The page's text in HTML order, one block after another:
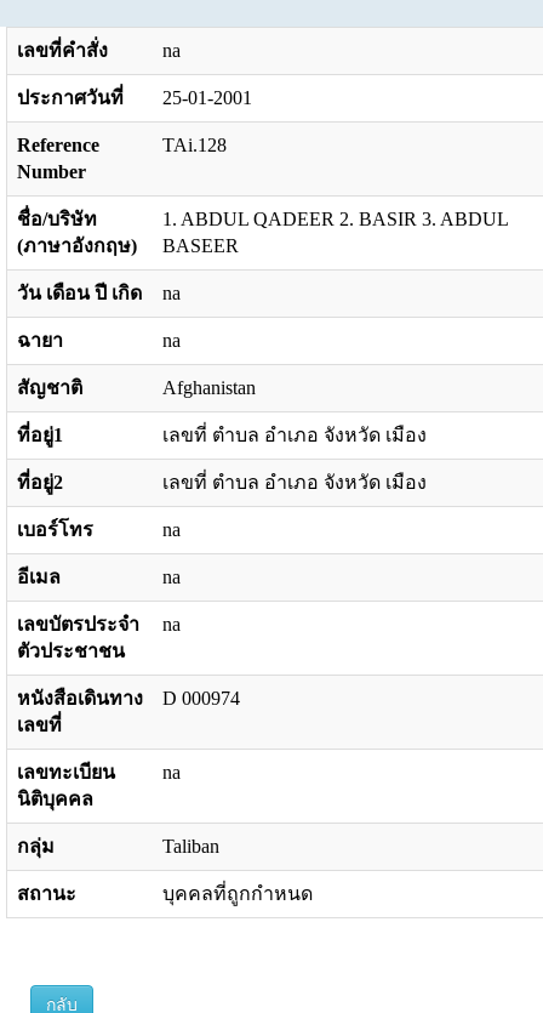
เลขที่คำสั่ง na
ประกาศวันที่ 25-01-2001
Reference
Number
TAi.128
ชื่อ/บริษัท
(ภาษาอังกฤษ)
1. ABDUL QADEER 2. BASIR 3. ABDUL
BASEER
วัน เดือน ปี เกิด na
ฉายา na
สัญชาติ Afghanistan
ที่อยู่1 เลขที่ ตำบล อำเภอ จังหวัด เมือง
ที่อยู่2 เลขที่ ตำบล อำเภอ จังหวัด เมือง
เบอร์โทร na
อีเมล na
เลขบัตรประจำ
ตัวประชาชน
na
หนังสือเดินทาง
เลขที่
D 000974
เลขทะเบียน
นิติบุคคล
na
กลุ่ม Taliban
สถานะ บุคคลที่ถูกกำหนด
กลับ